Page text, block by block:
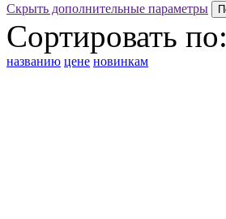
Скрыть дополнительные параметры
Сортировать по:
названию цене новинкам